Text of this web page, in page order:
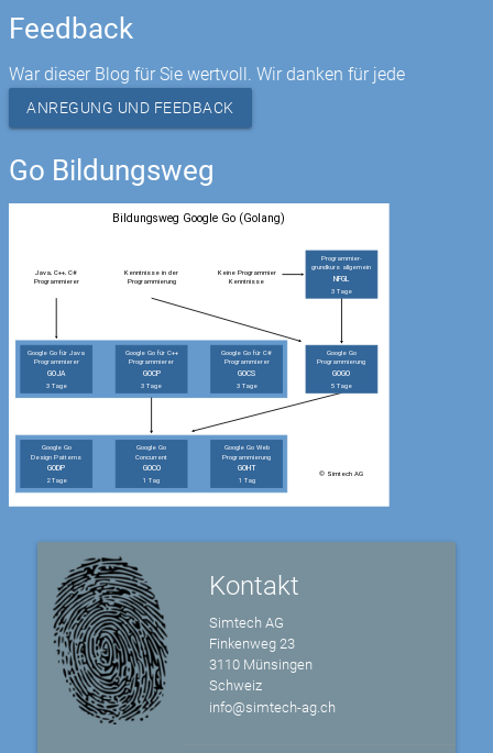
Feedback
War dieser Blog für Sie wertvoll. Wir danken für jede
ANREGUNG UND FEEDBACK
Go Bildungsweg
Kontakt
Simtech AG
Finkenweg 23
3110 Münsingen
Schweiz
info@simtech-ag.ch